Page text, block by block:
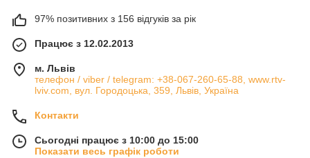
97% позитивних з 156 відгуків за рік
Працює з 12.02.2013
м. Львів
телефон / viber / telegram: +38-067-260-65-88, www.rtv-
lviv.com, вул. Городоцька, 359, Львів, Україна
Контакти
Сьогодні працює з 10:00 до 15:00
Показати весь графік роботи